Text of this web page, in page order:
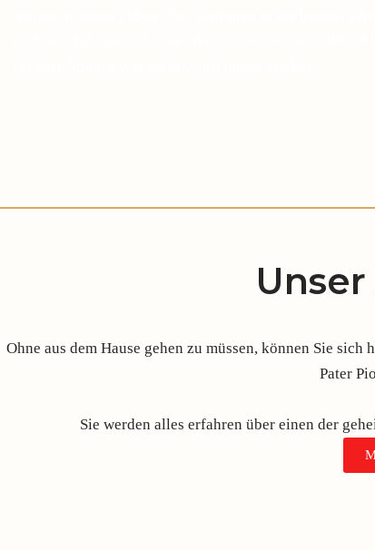
Ohne aus dem Hause gehen zu müssen, können Sie
Pater
Sie werden alles erfahren über einen der